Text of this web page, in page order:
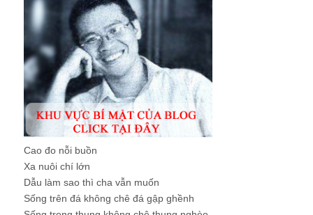
Cao đo nỗi buồn
Xa nuôi chí lớn
Dẫu làm sao thì cha vẫn muốn
Sống trên đá không chê đá gập ghềnh